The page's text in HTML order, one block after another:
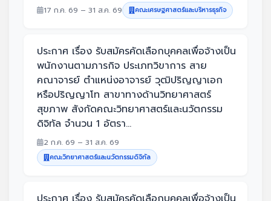
17 ก.ค. 69 – 31 ส.ค. 69 คณะเศรษฐศาสตร์และบริหารธุรกิจ
ประกาศ เรื่อง รับสมัครคัดเลือกบุคคลเพื่อจ้างเป็น
พนักงานตามภารกิจ ประเภทวิขาการ สาย
คณาจารย์ ตำแหน่งอาจารย์ วุฒิปริญญาเอก
หรือปริญญาโท สาขาทางด้านวิทยาศาสตร์
สุขภาพ สังกัดคณะวิทยาศาสตร์และนวัตกรรม
ดิจิทัล จำนวน 1 อัตรา...
2 ก.ค. 69 – 31 ส.ค. 69
คณะวิทยาศาสตร์และนวัตกรรมดิจิทัล